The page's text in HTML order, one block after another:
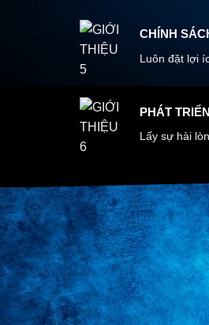
CHÍNH
Luôn đặt lợi
PHÁT
Lấy sự hài